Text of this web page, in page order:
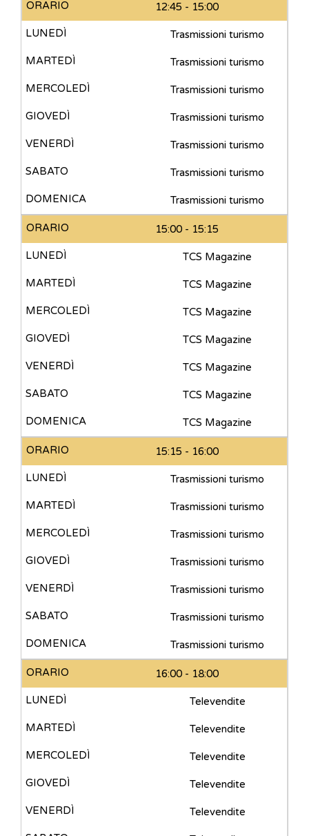
12:45 - 15:00
Trasmissioni turismo
Trasmissioni turismo
Trasmissioni turismo
Trasmissioni turismo
Trasmissioni turismo
Trasmissioni turismo
Trasmissioni turismo
15:00 - 15:15
TCS Magazine
TCS Magazine
TCS Magazine
TCS Magazine
TCS Magazine
TCS Magazine
TCS Magazine
15:15 - 16:00
Trasmissioni turismo
Trasmissioni turismo
Trasmissioni turismo
Trasmissioni turismo
Trasmissioni turismo
Trasmissioni turismo
Trasmissioni turismo
16:00 - 18:00
Televendite
Televendite
Televendite
Televendite
Televendite